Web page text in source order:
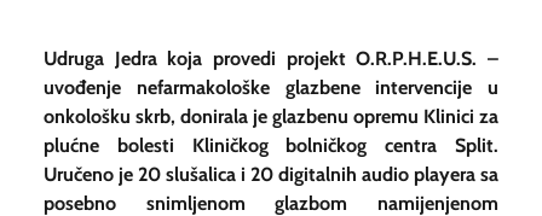
Udruga Jedra koja provedi projekt O.R.P.H.E.U.S. –
uvođenje nefarmakološke glazbene intervencije u
onkološku skrb, donirala je glazbenu opremu Klinici za
plućne bolesti Kliničkog bolničkog centra Split.
Uručeno je 20 slušalica i 20 digitalnih audio playera sa
posebno snimljenom glazbom namijenjenom